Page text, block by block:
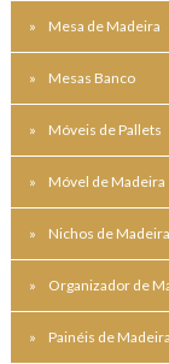
Mesa de Madeira
Mesas Banco
Móveis de Pallets
Móvel de Madeira
Nichos de Madeira
Organizador de
Painéis de Madeira